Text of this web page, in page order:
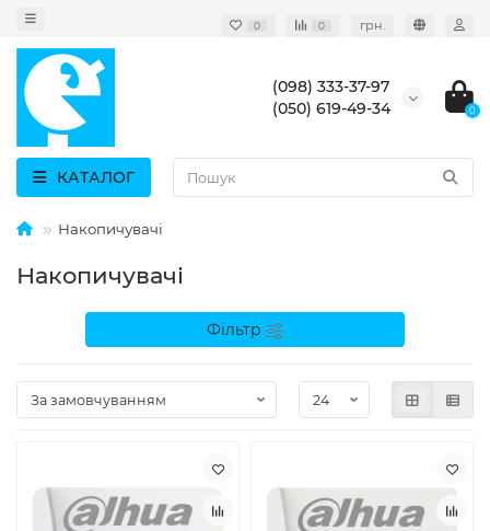
0 0 грн.
(098) 333-37-97
(050) 619-49-34
0
КАТАЛОГ
Накопичувачі
Накопичувачі
Фільтр